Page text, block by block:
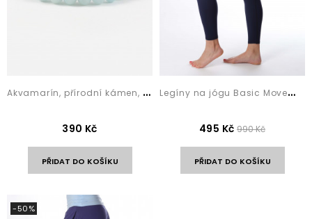
A
kvamarín, přírodní kámen, náramek z polodrahokamu
390 Kč
PŘIDAT DO KOŠÍKU
L
egíny na jógu Basic Movement Navy Blue
495 Kč 990 Kč
PŘIDAT DO KOŠÍKU
-50%